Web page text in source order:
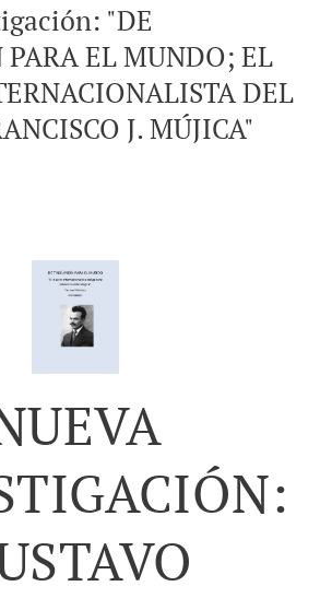
"DE
EL MUNDO; EL
DEL
J. MÚJICA"